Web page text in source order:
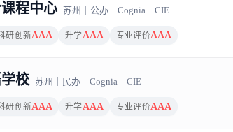
程中心 苏州 公办｜ Cognia｜ CIE
研创新AAA 升学AAA 专业评价AAA
校 苏州 民办｜ Cognia｜ CIE
研创新AAA 升学AAA 专业评价AAA